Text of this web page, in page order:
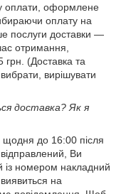
оплати, оформлене
оплату на
послуги доставки —
отримання,
грн. (Доставка та
вирішувати
доставка? Як я
до 16:00 після
Ви
із номером накладний
на